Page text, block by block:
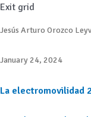
Exit grid
Jesús Arturo Orozco
January 24, 2024
La electromovilidad